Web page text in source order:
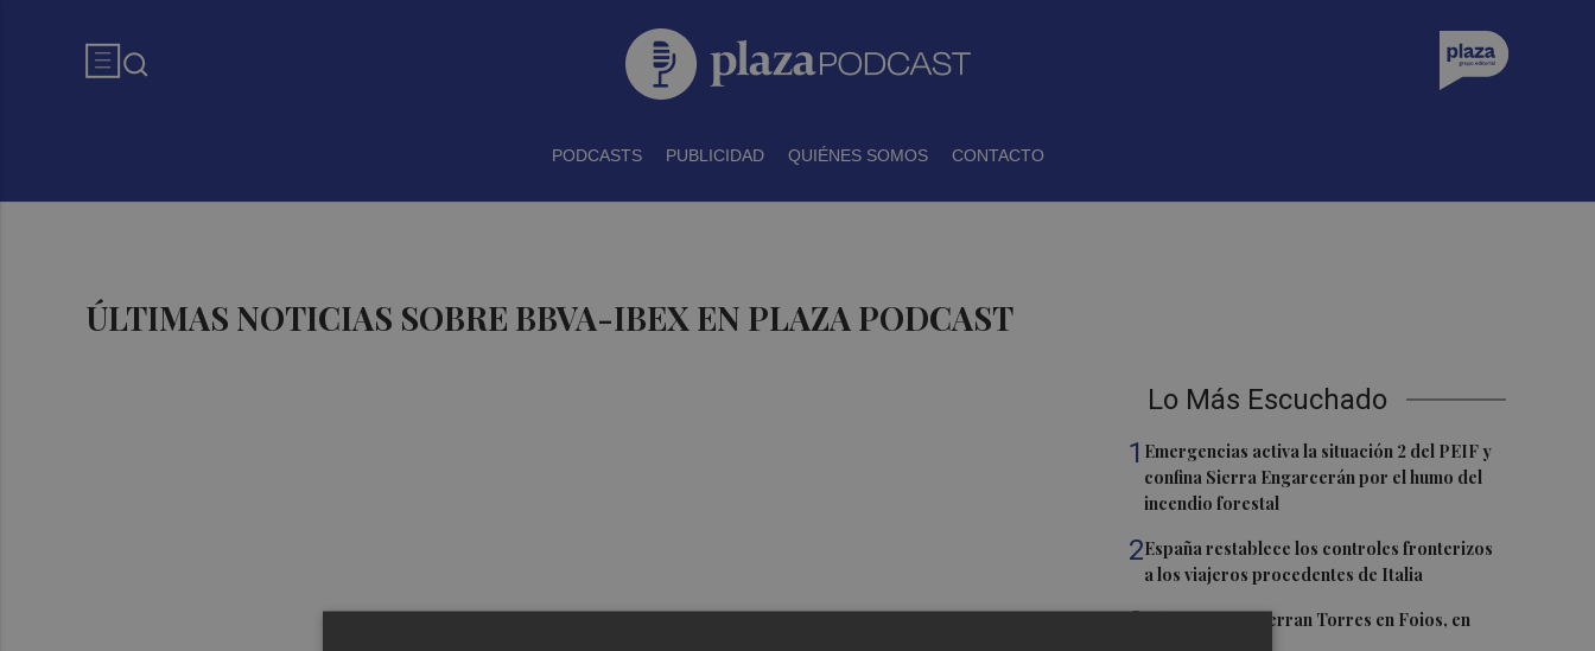
PODCASTS PUBLICIDAD QUIÉNES SOMOS CONTACTO
ÚLTIMAS NOTICIAS SOBRE BBVA-IBEX EN PLAZA PODCAST
Lo Más Escuchado
1 Emergencias activa la situación 2 del PEIF y
confina Sierra Engarcerán por el humo del
incendio forestal
2España restablece los controles fronterizos
a los viajeros procedentes de Italia
3El homenaje a Ferran Torres en Foios, en